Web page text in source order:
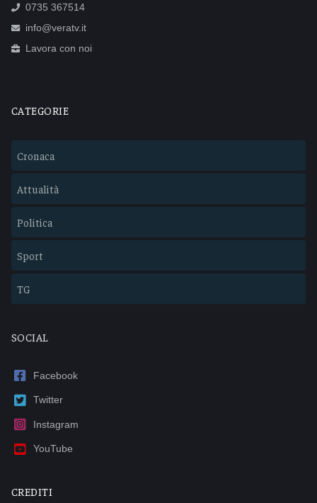
0735 367514
info@veratv.it
Lavora con noi
CATEGORIE
Cronaca
Attualità
Politica
Sport
TG
SOCIAL
Facebook
Twitter
Instagram
YouTube
CREDITI